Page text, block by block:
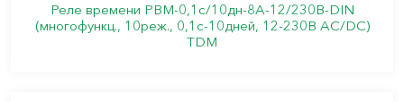
Реле времени РВМ-0,1с/10дн-8А-12/230В-DIN
(многофункц., 10реж., 0,1с-10дней, 12-230В AC/DC)
TDM